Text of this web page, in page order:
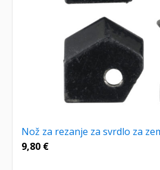
Nož za rezanje za svrdlo za
9,80 €